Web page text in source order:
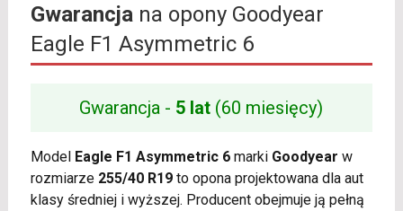
Gwarancjana opony Goodyear
Eagle F1 Asymmetric 6
Gwarancja - 5 lat (60 miesięcy)
Model Eagle F1 Asymmetric 6marki Goodyear w
rozmiarze 255/40 R19to opona projektowana dla aut
klasy średniej i wyższej. Producent obejmuje ją pełną